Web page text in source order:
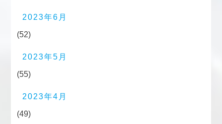
2023年6月
(52)
2023年5月
(55)
2023年4月
(49)